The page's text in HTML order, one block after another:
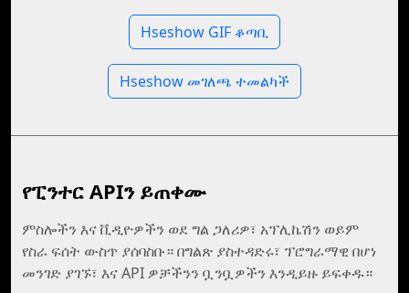
Hseshow GIF ቆጣቢ
Hseshow መገለጫ ተመልካች
የፒንተር APIን ይጠቀሙ
ምስሎችን እና ቪዲዮዎችን ወደ ግል ጋለሪዎ፣ አፕሊኬሽን ወይም
የስራ ፍሰት ውስጥ ያሰባስቡ። በግልጽ ያስተዳድሩ፣ ፕሮግራማዊ በሆነ
መንገድ ያገኙ፣ እና API ዎቻችንን ቧንቧዎችን እንዲይዙ ይፍቀዱ።